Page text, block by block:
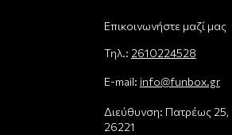
Επικοινωνήστε μαζί μας
Τηλ.: 2610224528
E-mail: info@funbox.gr
Διεύθυνση: Πατρέως 25,
26221